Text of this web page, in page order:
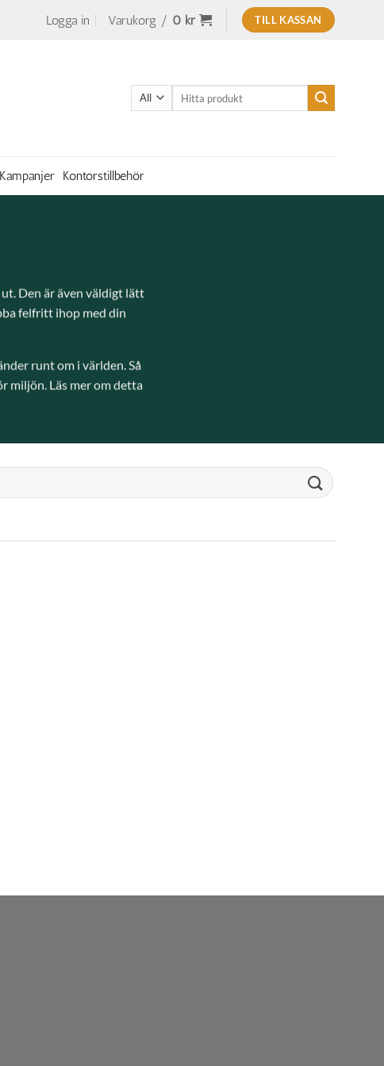
Logga in Varukorg / 0 kr TILL KASSAN
Kampanjer Kontorstillbehör
Den är även väldigt lätt
felfritt ihop med din
runt om i världen. Så
miljön. Läs mer om detta